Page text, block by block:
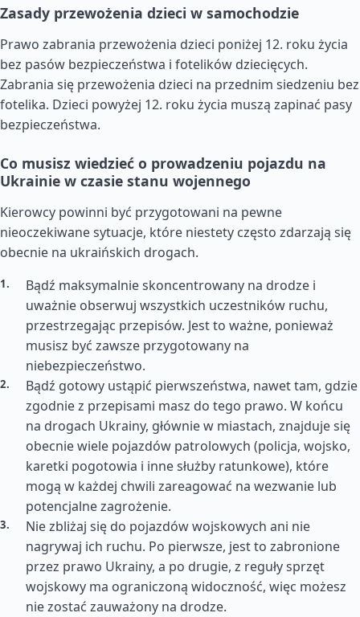
Zasady przewożenia dzieci w samochodzie
Prawo zabrania przewożenia dzieci poniżej 12. roku życia
bez pasów bezpieczeństwa i fotelików dziecięcych.
Zabrania się przewożenia dzieci na przednim siedzeniu bez
fotelika. Dzieci powyżej 12. roku życia muszą zapinać pasy
bezpieczeństwa.
Co musisz wiedzieć o prowadzeniu pojazdu na
Ukrainie w czasie stanu wojennego
Kierowcy powinni być przygotowani na pewne
nieoczekiwane sytuacje, które niestety często zdarzają się
obecnie na ukraińskich drogach.
Bądź maksymalnie skoncentrowany na drodze i
uważnie obserwuj wszystkich uczestników ruchu,
przestrzegając przepisów. Jest to ważne, ponieważ
musisz być zawsze przygotowany na
niebezpieczeństwo.
Bądź gotowy ustąpić pierwszeństwa, nawet tam, gdzie
zgodnie z przepisami masz do tego prawo. W końcu
na drogach Ukrainy, głównie w miastach, znajduje się
obecnie wiele pojazdów patrolowych (policja, wojsko,
karetki pogotowia i inne służby ratunkowe), które
mogą w każdej chwili zareagować na wezwanie lub
potencjalne zagrożenie.
Nie zbliżaj się do pojazdów wojskowych ani nie
nagrywaj ich ruchu. Po pierwsze, jest to zabronione
przez prawo Ukrainy, a po drugie, z reguły sprzęt
wojskowy ma ograniczoną widoczność, więc możesz
nie zostać zauważony na drodze.